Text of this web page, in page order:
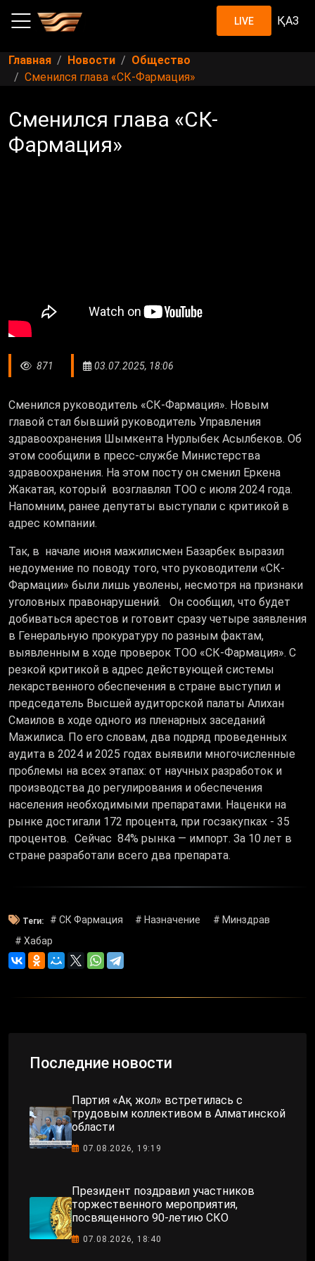
LIVE ҚАЗ
Главная Новости
Общество
Сменился глава «СК-Фармация»
Сменился глава «СК-
Фармация»
871 03.07.2025, 18:06
Сменился руководитель «СК-Фармация». Новым
главой стал бывший руководитель Управления
здравоохранения Шымкента Нурлыбек Асылбеков. Об
этом сообщили в пресс-службе Министерства
здравоохранения. На этом посту он сменил Еркена
Жакатая, который возглавлял ТОО с июля 2024 года.
Напомним, ранее депутаты выступали с критикой в
адрес компании.
Так, в начале июня мажилисмен Базарбек выразил
недоумение по поводу того, что руководители «СК-
Фармации» были лишь уволены, несмотря на признаки
уголовных правонарушений. Он сообщил, что будет
добиваться арестов и готовит сразу четыре заявления
в Генеральную прокуратуру по разным фактам,
выявленным в ходе проверок ТОО «СК-Фармация». С
резкой критикой в адрес действующей системы
лекарственного обеспечения в стране выступил и
председатель Высшей аудиторской палаты Алихан
Смаилов в ходе одного из пленарных заседаний
Мажилиса. По его словам, два подряд проведенных
аудита в 2024 и 2025 годах выявили многочисленные
проблемы на всех этапах: от научных разработок и
производства до регулирования и обеспечения
населения необходимыми препаратами. Наценки на
рынке достигали 172 процента, при госзакупках - 35
процентов. Сейчас 84% рынка — импорт. За 10 лет в
стране разработали всего два препарата.
Теги: # СК Фармация # Назначение
# Минздрав
# Хабар
Последние новости
Партия «Ақ жол» встретилась с
трудовым коллективом в Алматинской
области
07.08.2026, 19:19
Президент поздравил участников
торжественного мероприятия,
посвященного 90-летию СКО
07.08.2026, 18:40